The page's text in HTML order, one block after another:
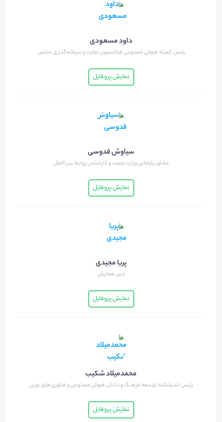
داود مسعودی
رئیس کمیته هوش مصنوعی فراکسیون تجارت و سرمایه‌گذاری مجلس
نمایش پروفایل
سیاوش قدوسی
مشاور پارلمانی وزارت صمت و کارشناس روابط بین‌الملل
نمایش پروفایل
پریا مجیدی
دبیر همایش
نمایش پروفایل
محمدمیلاد شکیب
رئیس اندیشکده توسعه فرهنگ و دانش هوش مصنوعی و فناوری‌های نوین
نمایش پروفایل